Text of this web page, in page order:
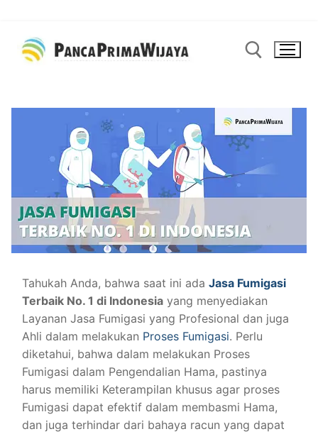
konten
Cari:
Tahukah Anda, bahwa saat ini ada Jasa Fumigasi
Terbaik No. 1 di Indonesia yang menyediakan
Layanan Jasa Fumigasi yang Profesional dan juga
Ahli dalam melakukan Proses Fumigasi. Perlu
diketahui, bahwa dalam melakukan Proses
Fumigasi dalam Pengendalian Hama, pastinya
harus memiliki Keterampilan khusus agar proses
Fumigasi dapat efektif dalam membasmi Hama,
dan juga terhindar dari bahaya racun yang dapat